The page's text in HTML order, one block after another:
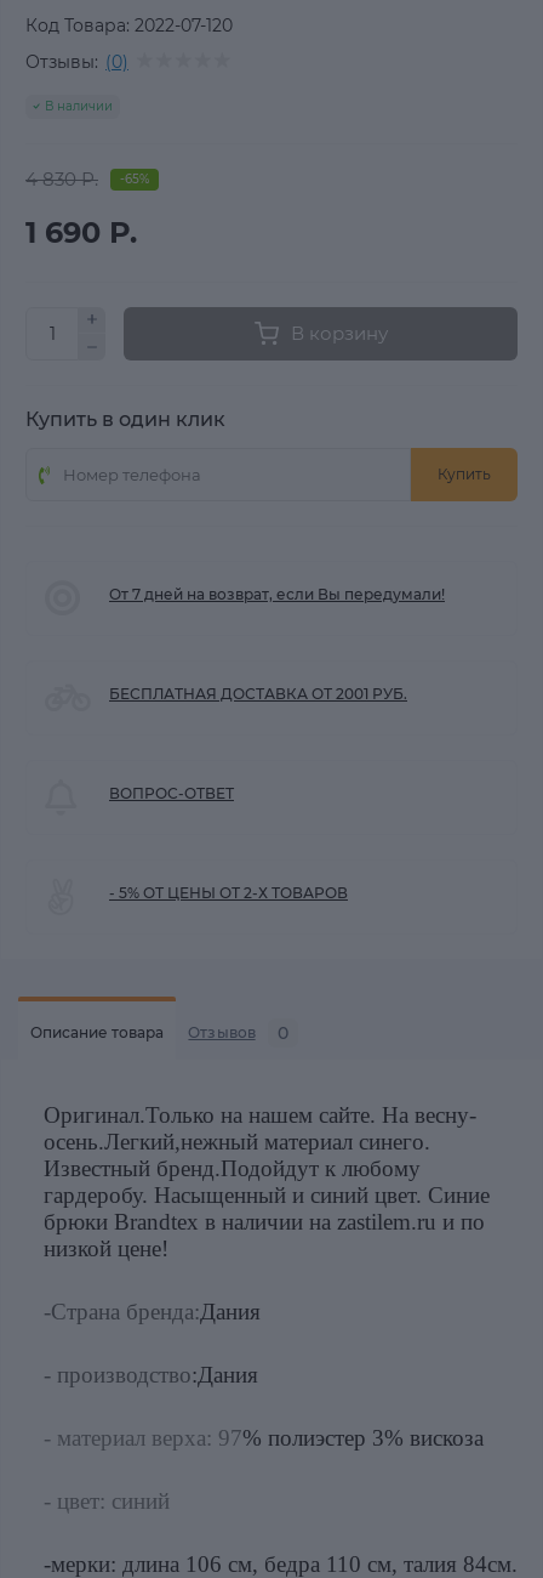
Код Товара: 2022-07-120
Отзывы: (0)
В наличии
4 830 Р. -65%
1 690 Р.
В корзину
Купить в один клик
Купить
От 7 дней на возврат, если Вы передумали!
БЕСПЛАТНАЯ ДОСТАВКА ОТ 2001 РУБ.
ВОПРОС-ОТВЕТ
- 5% ОТ ЦЕНЫ ОТ 2-Х ТОВАРОВ
Описание товара Отзывов 0
Оригинал.Только на нашем сайте. На весну-
осень.Легкий,нежный материал синего.
Известный бренд.Подойдут к любому
гардеробу. Насыщенный и синий цвет. Синие
брюки Brandtex в наличии на zastilem.ru и по
низкой цене!
-Страна бренда:Дания
- производство:Дания
- материал верха: 97% полиэстер 3% вискоза
- цвет: синий
-мерки: длина 106 см, бедра 110 см, талия 84см.